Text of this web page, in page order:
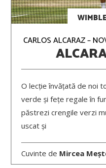
CARLOS ALCARAZ –
O lecție învățată de noi
verde și fețe regale în
păstrezi crengile verzi
uscat și
Cuvinte de Mircea